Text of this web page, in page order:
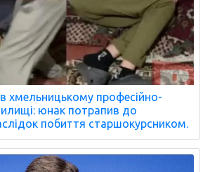
хмельницькому професійно-
юнак потрапив до
побиття старшокурсником.